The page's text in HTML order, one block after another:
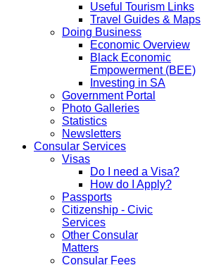
Useful Tourism Links
Travel Guides & Maps
Doing Business
Economic Overview
Black Economic
Empowerment (BEE)
Investing in SA
Government Portal
Photo Galleries
Statistics
Newsletters
Consular Services
Visas
Do I need a Visa?
How do I Apply?
Passports
Citizenship - Civic
Services
Other Consular
Matters
Consular Fees